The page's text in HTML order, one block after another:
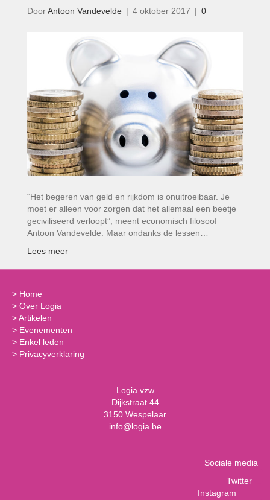
DoorAntoon Vandevelde | 4 oktober 2017 | 0
“Het begeren van geld en rijkdom is onuitroeibaar. Je
moet er alleen voor zorgen dat het allemaal een beetje
geciviliseerd verloopt”, meent economisch filosoof
Antoon Vandevelde. Maar ondanks de lessen…
Lees meer
> Home
> Over Logia
>Artikelen
> Evenementen
> Enkel leden
> Privacyverklaring
Logia vzw
Dijkstraat 44
3150 Wespelaar
info@logia.be
Sociale media
Twitter
Instagram